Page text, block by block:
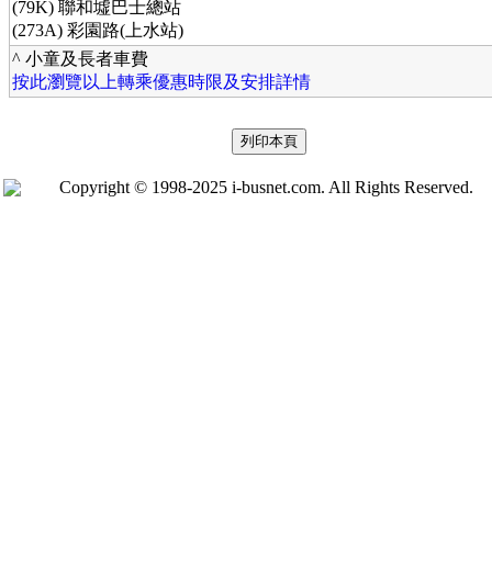
(79K) 聯和墟巴士總站
(273A) 彩園路(上水站)
^ 小童及長者車費
按此瀏覽以上轉乘優惠時限及安排詳情
Copyright © 1998-2025 i-busnet.com. All Rights Reserved.